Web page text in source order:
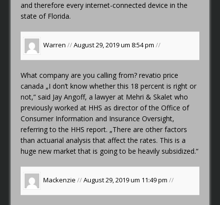
and therefore every internet-connected device in the
state of Florida.
Warren //August 29, 2019 um 8:54 pm//
What company are you calling from?revatio price
canada „I don’t know whether this 18 percent is right or
not,“ said Jay Angoff, a lawyer at Mehri & Skalet who
previously worked at HHS as director of the Office of
Consumer Information and Insurance Oversight,
referring to the HHS report. „There are other factors
than actuarial analysis that affect the rates. This is a
huge new market that is going to be heavily subsidized.“
Mackenzie //August 29, 2019 um 11:49 pm//